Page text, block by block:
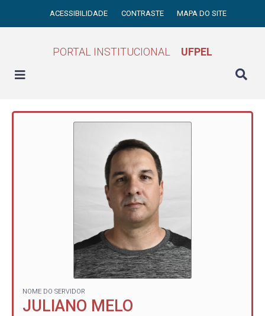
ACESSIBILIDADE CONTRASTE MAPA DO SITE
PORTAL INSTITUCIONAL UFPEL
NOME DO SERVIDOR
JULIANO MELO